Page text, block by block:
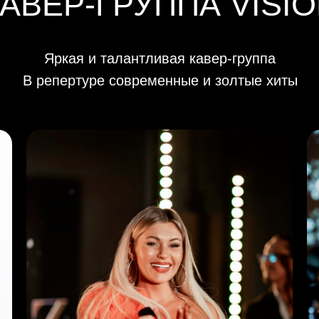
Яркая и талантливая кавер-группа
В репертуре современные и золтые хиты